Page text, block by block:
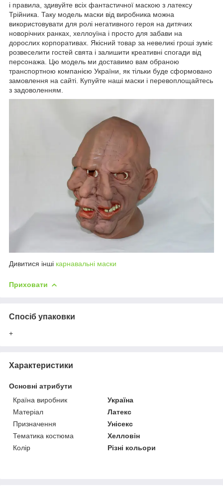
і правила, здивуйте всіх фантастичної маскою з латексу
Трійника. Таку модель маски від виробника можна
використовувати для ролі негативного героя на дитячих
новорічних ранках, хеллоуїна і просто для забави на
дорослих корпоративах. Якісний товар за невеликі гроші зуміє
розвеселити гостей свята і залишити креативні спогади від
персонажа. Цю модель ми доставимо вам обраною
транспортною компанією України, як тільки буде сформовано
замовлення на сайті. Купуйте наші маски і перевоплощайтесь
з задоволенням.
Дивитися інші карнавальні маски
Приховати
Спосіб упаковки
+
Характеристики
Основні атрибути
Країна виробник
Україна
Матеріал
Латекс
Призначення
Унісекс
Тематика костюма
Хелловін
Колір
Різні кольори